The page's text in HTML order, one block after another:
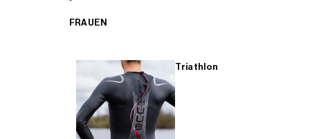
FRAUEN
Triathlon